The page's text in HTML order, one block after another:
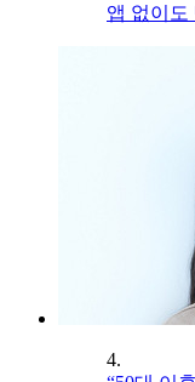
앱 없이도
4.